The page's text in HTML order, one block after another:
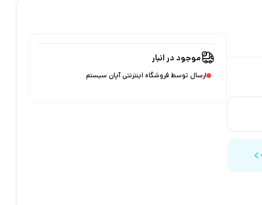
موجود در انبار
ارسال توسط فروشگاه اینترنتی آپان سیستم